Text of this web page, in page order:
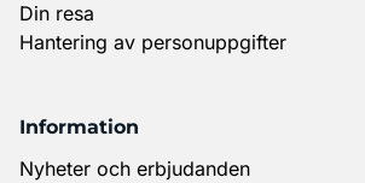
Din resa
Hantering av personuppgifter
Information
Nyheter och erbjudanden